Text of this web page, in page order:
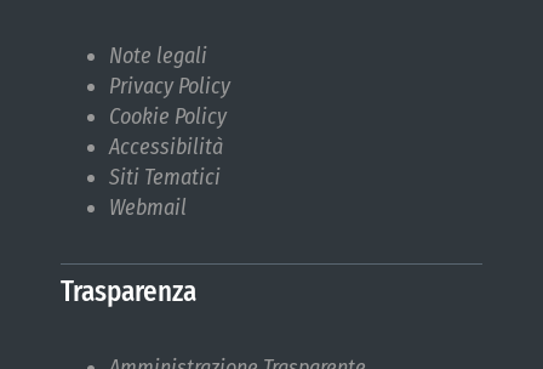
Note legali
Privacy Policy
Cookie Policy
Accessibilità
Siti Tematici
Webmail
Trasparenza